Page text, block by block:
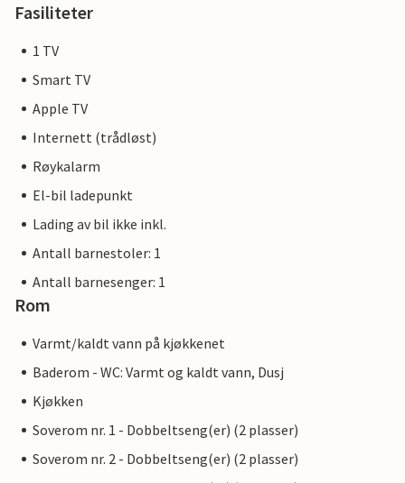
Fasiliteter
1 TV
Smart TV
Apple TV
Internett (trådløst)
Røykalarm
El-bil ladepunkt
Lading av bil ikke inkl.
Antall barnestoler: 1
Antall barnesenger: 1
Rom
Varmt/kaldt vann på kjøkkenet
Baderom - WC: Varmt og kaldt vann, Dusj
Kjøkken
Soverom nr. 1 - Dobbeltseng(er) (2 plasser)
Soverom nr. 2 - Dobbeltseng(er) (2 plasser)